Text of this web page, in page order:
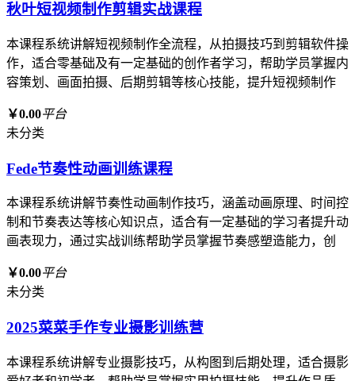
秋叶短视频制作剪辑实战课程
本课程系统讲解短视频制作全流程，从拍摄技巧到剪辑软件操
作，适合零基础及有一定基础的创作者学习，帮助学员掌握内
容策划、画面拍摄、后期剪辑等核心技能，提升短视频制作
￥0.00平台
未分类
Fede节奏性动画训练课程
本课程系统讲解节奏性动画制作技巧，涵盖动画原理、时间控
制和节奏表达等核心知识点，适合有一定基础的学习者提升动
画表现力，通过实战训练帮助学员掌握节奏感塑造能力，创
￥0.00平台
未分类
2025菜菜手作专业摄影训练营
本课程系统讲解专业摄影技巧，从构图到后期处理，适合摄影